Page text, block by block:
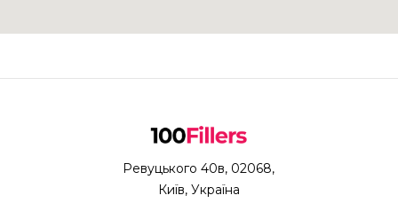
Ревуцького 40в, 02068,
Київ, Україна